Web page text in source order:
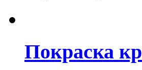
Покраска